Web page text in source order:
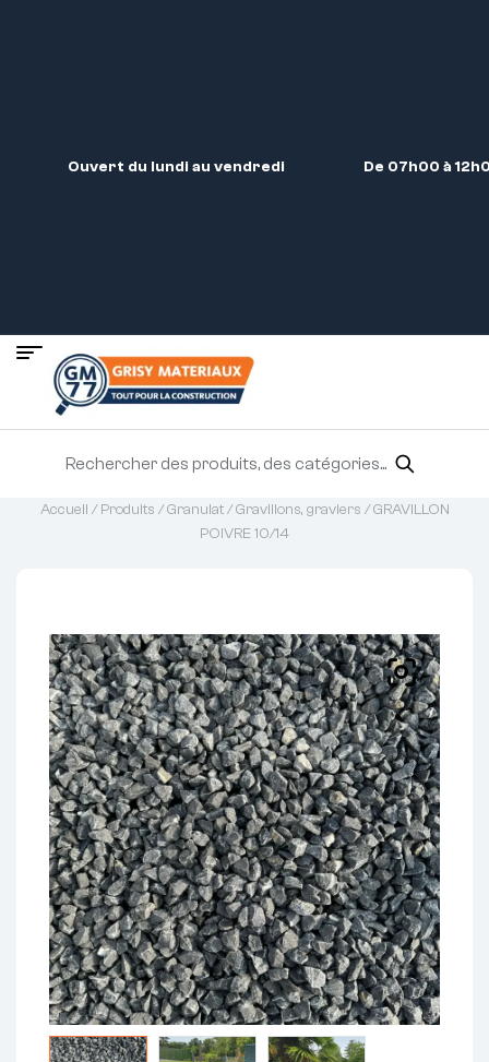
Ouvert du lundi au vendredi De 07h00 à
Accueil /Produits /Granulat/Gravillons, graviers / GRAVILLON
POIVRE 10/14